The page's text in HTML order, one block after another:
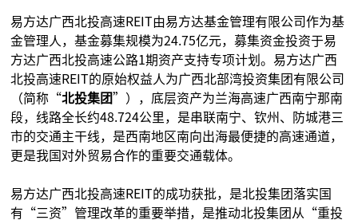
易方达广西北投高速REIT由易方达基金管理有限公司作为基
金管理人，基金募集规模为24.75亿元，募集资金投资于易
方达广西北投高速公路1期资产支持专项计划。易方达广西
北投高速REIT的原始权益人为广西北部湾投资集团有限公司
（简称“北投集团”），底层资产为兰海高速广西南宁那南
段，线路全长约48.724公里，是串联南宁、钦州、防城港三
市的交通主干线，是西南地区南向出海最便捷的高速通道，
更是我国对外贸易合作的重要交通载体。
易方达广西北投高速REIT的成功获批，是北投集团落实国
有“三资”管理改革的重要举措，是推动北投集团从“重投